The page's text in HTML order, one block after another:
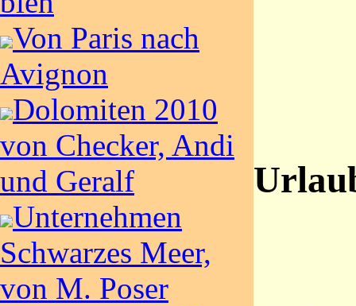
Von Paris nach
Avignon
Dolomiten 2010
von Checker, Andi
und Geralf
Unternehmen
Schwarzes Meer,
von M. Poser